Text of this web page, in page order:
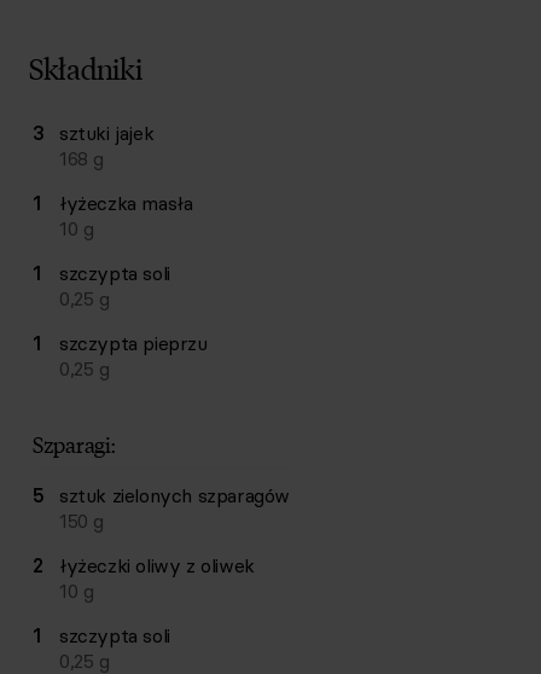
Składniki
Lista składników przepisu z ilościami i wagami
Ilość Składnik
3 sztuki jajek
168 g
1
łyżeczka masła
10 g
1
szczypta soli
0,25 g
1
szczypta pieprzu
0,25 g
Szparagi:
5 sztuk zielonych szparagów
150 g
2
łyżeczki oliwy z oliwek
10 g
1
szczypta soli
0,25 g